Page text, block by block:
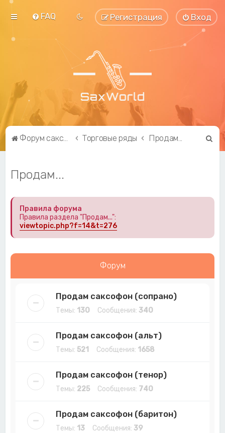
FAQ Вход
Регистрация
Форум саксофонистов SaxWorld.org Торговые ряды Продам...
Продам...
Правила форума
Правила раздела "Продам...":
viewtopic.php?f=14&t=276
Форум
Продам саксофон (сопрано)
Темы: 130 Сообщения: 340
Продам саксофон (альт)
Темы: 521 Сообщения: 1658
Продам саксофон (тенор)
Темы: 225 Сообщения: 740
Продам саксофон (баритон)
Темы: 13 Сообщения: 39